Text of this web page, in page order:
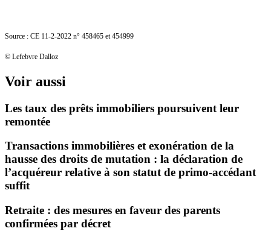
Source : CE 11-2-2022 n° 458465 et 454999
© Lefebvre Dalloz
Voir aussi
Les taux des prêts immobiliers poursuivent leur
remontée
Transactions immobilières et exonération de la
hausse des droits de mutation : la déclaration de
l’acquéreur relative à son statut de primo-accédant
suffit
Retraite : des mesures en faveur des parents
confirmées par décret